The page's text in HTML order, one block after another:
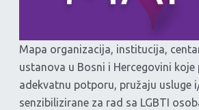
Mapa organizacija, institucija,
ustanova u Bosni i Hercegovini koje
adekvatnu potporu, pružaju usluge
senzibilizirane za rad sa LGBTI